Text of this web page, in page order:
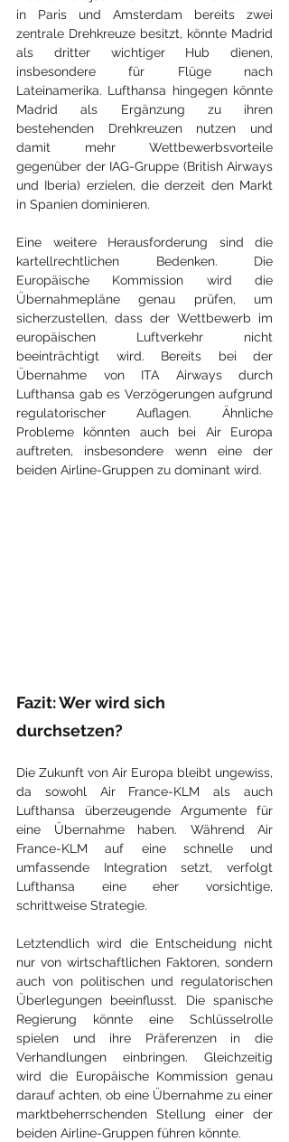
in Paris und Amsterdam bereits zwei
zentrale Drehkreuze besitzt, könnte Madrid
als dritter wichtiger Hub dienen,
insbesondere für Flüge nach
Lateinamerika. Lufthansa hingegen könnte
Madrid als Ergänzung zu ihren
bestehenden Drehkreuzen nutzen und
damit mehr Wettbewerbsvorteile
gegenüber der IAG-Gruppe (British Airways
und Iberia) erzielen, die derzeit den Markt
in Spanien dominieren.
Eine weitere Herausforderung sind die
kartellrechtlichen Bedenken. Die
Europäische Kommission wird die
Übernahmepläne genau prüfen, um
sicherzustellen, dass der Wettbewerb im
europäischen Luftverkehr nicht
beeinträchtigt wird. Bereits bei der
Übernahme von ITA Airways durch
Lufthansa gab es Verzögerungen aufgrund
regulatorischer Auflagen. Ähnliche
Probleme könnten auch bei Air Europa
auftreten, insbesondere wenn eine der
beiden Airline-Gruppen zu dominant wird.
Fazit: Wer wird sich
durchsetzen?
Die Zukunft von Air Europa bleibt ungewiss,
da sowohl Air France-KLM als auch
Lufthansa überzeugende Argumente für
eine Übernahme haben. Während Air
France-KLM auf eine schnelle und
umfassende Integration setzt, verfolgt
Lufthansa eine eher vorsichtige,
schrittweise Strategie.
Letztendlich wird die Entscheidung nicht
nur von wirtschaftlichen Faktoren, sondern
auch von politischen und regulatorischen
Überlegungen beeinflusst. Die spanische
Regierung könnte eine Schlüsselrolle
spielen und ihre Präferenzen in die
Verhandlungen einbringen. Gleichzeitig
wird die Europäische Kommission genau
darauf achten, ob eine Übernahme zu einer
marktbeherrschenden Stellung einer der
beiden Airline-Gruppen führen könnte.